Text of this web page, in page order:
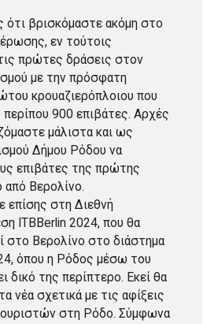
ότι βρισκόμαστε ακόμη στο
εν τούτοις
πρώτες δράσεις στον
με την πρόσφατη
κρουαζιερόπλοιου που
900 επιβάτες. Αρχές
μάλιστα και ως
Δήμου Ρόδου να
επιβάτες της πρώτης
Βερολίνο.
επίσης στη Διεθνή
ITBBerlin 2024, που θα
στο Βερολίνο στο διάστημα
όπου η Ρόδος μέσω του
δικό της περίπτερο. Εκεί θα
νέα σχετικά με τις αφίξεις
στη Ρόδο. Σύμφωνα